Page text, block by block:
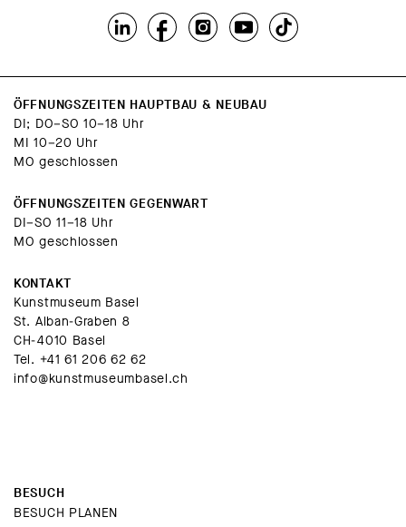
ÖFFNUNGSZEITEN HAUPTBAU & NEUBAU
DI; DO–SO 10–18 Uhr
MI 10–20 Uhr
MO geschlossen
ÖFFNUNGSZEITEN GEGENWART
DI–SO 11–18 Uhr
MO geschlossen
KONTAKT
Kunstmuseum Basel
St. Alban-Graben 8
CH-4010 Basel
Tel. +41 61 206 62 62
info@kunstmuseumbasel.ch
BESUCH
BESUCH PLANEN